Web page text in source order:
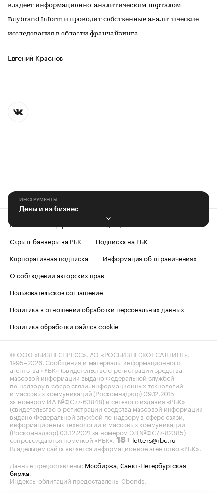
владеет информационно-аналитическим порталом
Buybrand Inform и проводит собственные аналитические
исследования в области франчайзинга.
Евгений Краснов
ИНСТРУМЕНТЫ
Деньги на бизнеc
Контактная информация
Скрыть баннеры на РБК
Подписка на РБК
Корпоративная подписка
Информация об ограничениях
О соблюдении авторских прав
Пользовательское соглашение
Политика в отношении обработки персональных данных
Политика обработки файлов cookie
© ООО «БИЗНЕСПРЕСС», АО «РОСБИЗНЕСКОНСАЛТИНГ»,
1995–2026. Сообщения и материалы информационного
агентства «РБК» (свидетельство о регистрации средства
массовой информации выдано Федеральной службой
по надзору в сфере связи, информационных технологий
и массовых коммуникаций (Роскомнадзор) 09.12.2015
за номером ИА №ФС77-63848) и сетевого издания «РБК»
(свидетельство о регистрации средства массовой информации
выдано Федеральной службой по надзору в сфере связи,
информационных технологий и массовых коммуникаций
(Роскомнадзор) 03.12.2021 за номером ЭЛ №ФС77-82385)
сопровождаются пометкой «РБК». 18+ letters@rbc.ru
Владельцем сайта является информационное агентство «РБК».
Данные предоставлены: Мосбиржа, Санкт-Петербургская
биржа.
Индексы облигаций предоставлены Cbonds.